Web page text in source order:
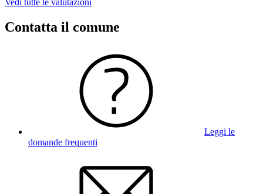
Contatta il comune
Leggi le
domande frequenti